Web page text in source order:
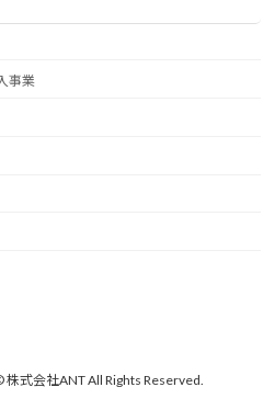
事業
株式会社ANT All Rights Reserved.